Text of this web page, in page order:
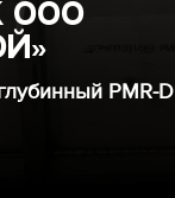
ООО
PMR-D